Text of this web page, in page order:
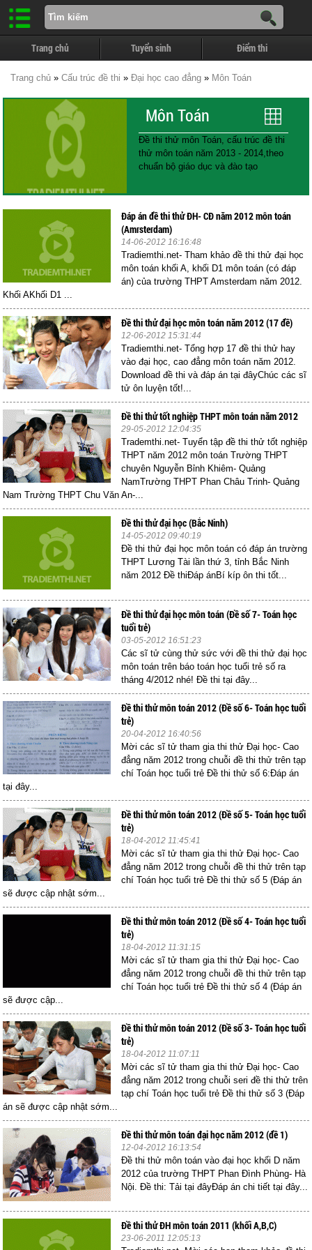
Trang chủ Tuyển sinh Điểm thi
Trang chủ » Cấu trúc đề thi » Đại học cao đẳng » Môn Toán
Môn Toán
Đề thi thử môn Toán, cấu trúc đề thi
thử môn toán năm 2013 - 2014,theo
chuẩn bộ giáo dục và đào tạo
Đáp án đề thi thử ĐH- CĐ năm 2012 môn toán
(Amrsterdam)
14-06-2012 16:16:48
Tradiemthi.net- Tham khảo đề thi thử đại học
môn toán khối A, khối D1 môn toán (có đáp
án) của trường THPT Amsterdam năm 2012.
Khối AKhối D1 ...
Đề thi thử đại học môn toán năm 2012 (17 đề)
12-06-2012 15:31:44
Tradiemthi.net- Tổng hợp 17 đề thi thử hay
vào đại học, cao đẳng môn toán năm 2012.
Download đề thi và đáp án tại đâyChúc các sĩ
tử ôn luyện tốt!...
Đề thi thử tốt nghiệp THPT môn toán năm 2012
29-05-2012 12:04:35
Trademthi.net- Tuyển tập đề thi thử tốt nghiệp
THPT năm 2012 môn toán Trường THPT
chuyên Nguyễn Bỉnh Khiêm- Quảng
NamTrường THPT Phan Châu Trinh- Quảng
Nam Trường THPT Chu Văn An-...
Đề thi thử đại học (Bắc Ninh)
14-05-2012 09:40:19
Đề thi thử đại học môn toán có đáp án trường
THPT Lương Tài lần thứ 3, tỉnh Bắc Ninh
năm 2012 Đề thiĐáp ánBí kíp ôn thi tốt...
Đề thi thử đại học môn toán (Đề số 7- Toán học
tuổi trẻ)
03-05-2012 16:51:23
Các sĩ tử cùng thử sức với đề thi thử đại học
môn toán trên báo toán học tuổi trẻ số ra
tháng 4/2012 nhé! Đề thi tại đây...
Đề thi thử môn toán 2012 (Đề số 6- Toán học tuổi
trẻ)
20-04-2012 16:40:56
Mời các sĩ tử tham gia thi thử Đại học- Cao
đẳng năm 2012 trong chuỗi đề thi thử trên tạp
chí Toán học tuổi trẻ Đề thi thử số 6:Đáp án
tại đây...
Đề thi thử môn toán 2012 (Đề số 5- Toán học tuổi
trẻ)
18-04-2012 11:45:41
Mời các sĩ tử tham gia thi thử Đại học- Cao
đẳng năm 2012 trong chuỗi đề thi thử trên tạp
chí Toán học tuổi trẻ Đề thi thử số 5 (Đáp án
sẽ được cập nhật sớm...
Đề thi thử môn toán 2012 (Đề số 4- Toán học tuổi
trẻ)
18-04-2012 11:31:15
Mời các sĩ tử tham gia thi thử Đại học- Cao
đẳng năm 2012 trong chuỗi đề thi thử trên tạp
chí Toán học tuổi trẻ Đề thi thử số 4 (Đáp án
sẽ được cập...
Đề thi thử môn toán 2012 (Đề số 3- Toán học tuổi
trẻ)
18-04-2012 11:07:11
Mời các sĩ tử tham gia thi thử Đại học- Cao
đẳng năm 2012 trong chuỗi seri đề thi thử trên
tạp chí Toán học tuổi trẻ Đề thi thử số 3 (Đáp
án sẽ được cập nhật sớm...
Đề thi thử môn toán đại học năm 2012 (đề 1)
12-04-2012 16:13:54
Đề thi thử môn toán vào đại học khối D năm
2012 của trường THPT Phan Đình Phùng- Hà
Nội. Đề thi: Tải tại đâyĐáp án chi tiết tại đây...
Đề thi thử ĐH môn toán 2011 (khối A,B,C)
23-06-2011 12:05:13